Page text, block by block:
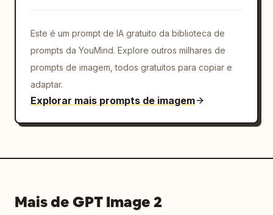
Este é um prompt de IA gratuito da biblioteca de
prompts da YouMind. Explore outros milhares de
prompts de imagem, todos gratuitos para copiar e
adaptar.
Explorar mais prompts de imagem
Mais de GPT Image 2